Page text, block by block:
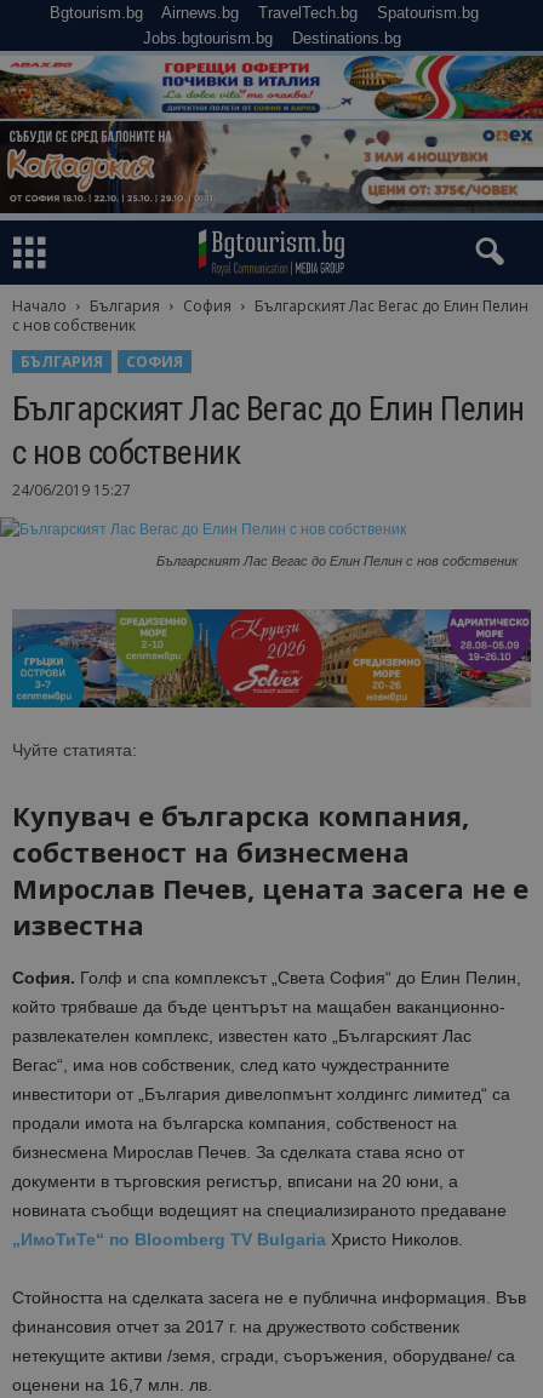
Bgtourism.bg Airnews.bg TravelTech.bg
Spatourism.bg
Jobs.bgtourism.bg
Destinations.bg
Начало България София
Българският Лас Вегас до Елин Пелин
с нов собственик
БЪЛГАРИЯ
СОФИЯ
Българският Лас Вегас до Елин Пелин
с нов собственик
24/06/2019 15:27
Българският Лас Вегас до Елин Пелин с нов собственик
Чуйте статията:
Купувач е българска компания,
собственост на бизнесмена
Мирослав Печев, цената засега не е
известна
София. Голф и спа комплексът „Света София“ до Елин Пелин,
който трябваше да бъде центърът на мащабен ваканционно-
развлекателен комплекс, известен като „Българският Лас
Вегас“, има нов собственик, след като чуждестранните
инвеститори от „България дивелопмънт холдингс лимитед“ са
продали имота на българска компания, собственост на
бизнесмена Мирослав Печев. За сделката става ясно от
документи в търговския регистър, вписани на 20 юни, а
новината съобщи водещият на специализираното предаване
„ИмоТиТе“ по Bloomberg TV Bulgaria Христо Николов.
Стойността на сделката засега не е публична информация. Във
финансовия отчет за 2017 г. на дружеството собственик
нетекущите активи /земя, сгради, съоръжения, оборудване/ са
оценени на 16,7 млн. лв.